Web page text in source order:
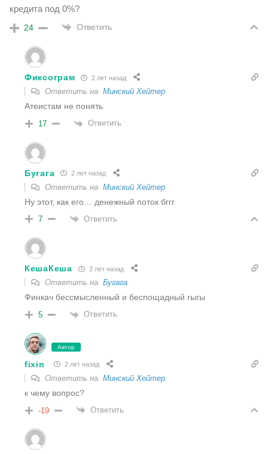
кредита под 0%?
24 Ответить
Фиксограм 2 лет назад
Ответить на Минский Хейтер
Атеистам не понять
17 Ответить
Бугага 2 лет назад
Ответить на Минский Хейтер
Ну этот, как его… денежный поток бггг
7 Ответить
КешаКеша 2 лет назад
Ответить на Бугага
Финкач бессмысленный и беспощадный гыгы
5 Ответить
Автор
fixin 2 лет назад
Ответить на Минский Хейтер
к чему вопрос?
-19 Ответить